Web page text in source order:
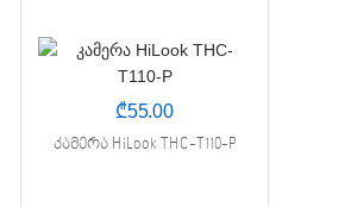
₾55.00
კამერა HiLook THC-T110-P